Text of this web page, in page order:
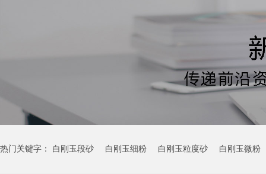
热门关键字： 白刚玉段砂 白刚玉细粉 白刚玉粒度砂 白刚玉微粉